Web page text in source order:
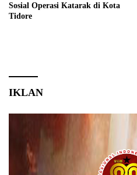
Sosial Operasi Katarak di Kota
Tidore
IKLAN